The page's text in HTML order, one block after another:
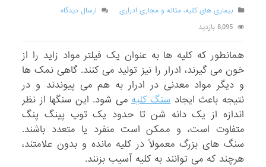
بیماری های کلیه، مثانه و مجاری ادراری
ارسال دیدگاه
8,095 بازدید
همانطور که کلیه ها به عنوان یک فیلتر مواد زاید را از
خون می گیرند، ادرار را نیز تولید می کنند. گاهی نمک ها
و دیگر مواد معدنی در ادرار به هم می پیوندند و در
نتیجه باعث ایجادسنگ کلیه می شود. این سنگ­ها از نظر
اندازه از یک دانه شن تا حدود یک توپ پینگ پنگ
متفاوت است، و ممکن است منفرد یا متعدد باشند.
سنگ های بزرگ معمولاً در کلیه مانده و بدون علامتند،
هرچند که می توانند به کلیه آسیب بزنند.